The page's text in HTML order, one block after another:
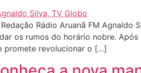
Rádio Aruanã FM
os rumos do horário nobre.
promete revolucionar o […]